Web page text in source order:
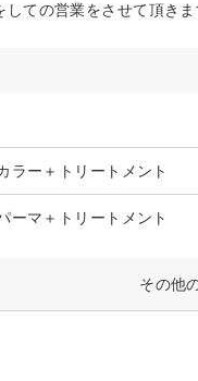
ての営業をさせて頂き
ラー＋トリートメント
ーマ＋トリートメント
その他